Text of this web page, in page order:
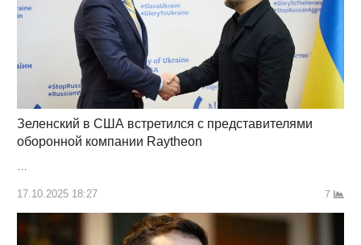
Зеленский в США встретился с представителями
оборонной компании Raytheon
…
17.10.2025 18:27 7